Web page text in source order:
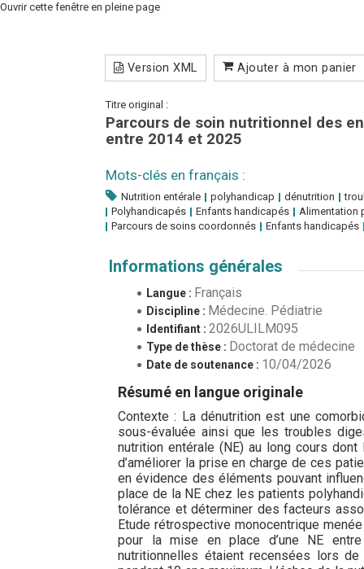
Ouvrir cette fenêtre en pleine page
Version XML Ajouter à mon panier
Titre original :
Parcours de soin nutritionnel des
entre 2014 et 2025
Mots-clés en français :
Nutrition entérale polyhandicap dénutrition
Polyhandicapés
Enfants handicapés
Alimentation
Parcours de soins coordonnés
Enfants handicapés
Informations générales
Langue : Français
Discipline : Médecine. Pédiatrie
Identifiant : 2026ULILM095
Type de thèse : Doctorat de médecine
Date de soutenance : 10/04/2026
Résumé en langue originale
Contexte : La dénutrition est une
sous-évaluée ainsi que les troubles
nutrition entérale (NE) au long cours
d’améliorer la prise en charge de ces
en évidence des éléments pouvant
place de la NE chez les patients
tolérance et déterminer des facteurs
Etude rétrospective monocentrique
pour la mise en place d’une NE
nutritionnelles étaient recensées lors